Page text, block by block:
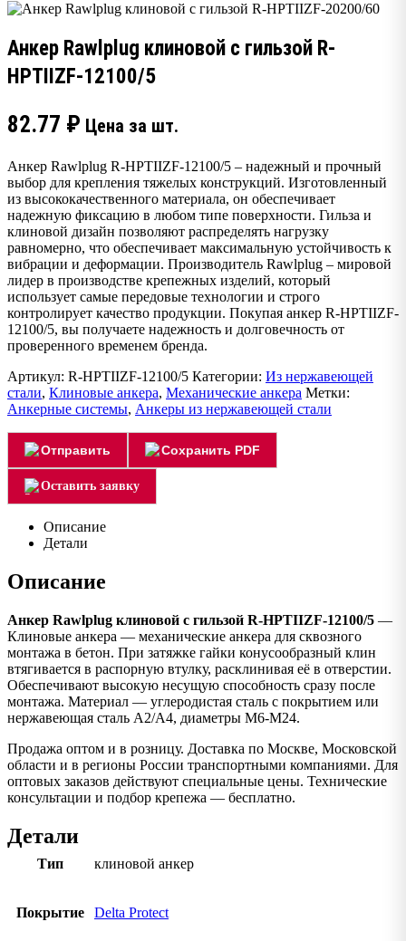
Анкер Rawlplug клиновой с гильзой R-
HPTIIZF-12100/5
82.77 ₽ Цена за шт.
Анкер Rawlplug R-HPTIIZF-12100/5 – надежный и прочный
выбор для крепления тяжелых конструкций. Изготовленный
из высококачественного материала, он обеспечивает
надежную фиксацию в любом типе поверхности. Гильза и
клиновой дизайн позволяют распределять нагрузку
равномерно, что обеспечивает максимальную устойчивость к
вибрации и деформации. Производитель Rawlplug – мировой
лидер в производстве крепежных изделий, который
использует самые передовые технологии и строго
контролирует качество продукции. Покупая анкер R-HPTIIZF-
12100/5, вы получаете надежность и долговечность от
проверенного временем бренда.
Артикул: R-HPTIIZF-12100/5 Категории: Из нержавеющей
стали, Клиновые анкера, Механические анкера Метки:
Анкерные системы, Анкеры из нержавеющей стали
Отправить Сохранить PDF
Оставить заявку
Описание
Детали
Описание
Анкер Rawlplug клиновой с гильзой R-HPTIIZF-12100/5 —
Клиновые анкера — механические анкера для сквозного
монтажа в бетон. При затяжке гайки конусообразный клин
втягивается в распорную втулку, расклинивая её в отверстии.
Обеспечивают высокую несущую способность сразу после
монтажа. Материал — углеродистая сталь с покрытием или
нержавеющая сталь A2/A4, диаметры M6-M24.
Продажа оптом и в розницу. Доставка по Москве, Московской
области и в регионы России транспортными компаниями. Для
оптовых заказов действуют специальные цены. Технические
консультации и подбор крепежа — бесплатно.
Детали
Тип клиновой анкер
Покрытие Delta Protect